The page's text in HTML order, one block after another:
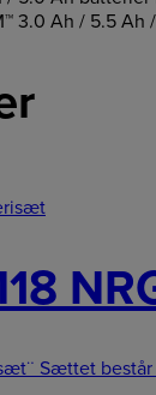
3.0 Ah / 5.5
Sættet